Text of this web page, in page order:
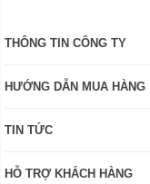
THÔNG TIN CÔNG TY
Chính sách bảo mật
HƯỚNG DẪN MUA HÀNG
Thanh toán và giao
TIN TỨC
HỖ TRỢ KHÁCH HÀNG